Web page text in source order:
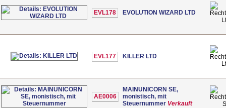
EVL178
EVOLUTION WIZARD LTD
EVL177
KILLER LTD
AE0006
MAINUNICORN SE,
monistisch, mit
Steuernummer Verkauft